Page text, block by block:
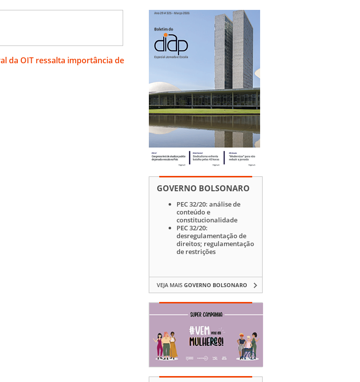
da OIT ressalta importância de
GOVERNO BOLSONARO
PEC 32/20: análise de
conteúdo e
constitucionalidade
PEC 32/20:
desregulamentação de
direitos; regulamentação
de restrições
VEJA MAIS GOVERNO BOLSONARO